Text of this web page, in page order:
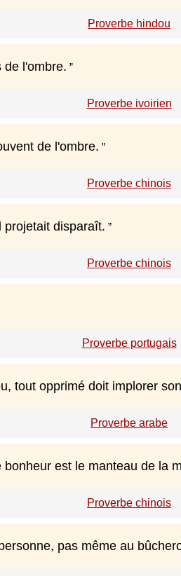
Proverbe hindou
de l'ombre.
Proverbe ivoirien
de l'ombre.
Proverbe chinois
projetait disparaît.
Proverbe chinois
Proverbe portugais
tout opprimé doit implorer
Proverbe arabe
est le manteau de la
Proverbe chinois
pas même au